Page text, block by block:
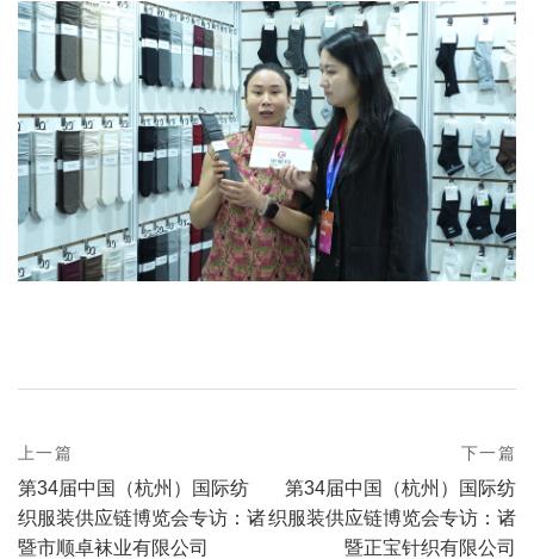
Post
navigation
上一篇
postPrevious
page
第34届中国（杭州）国际纺
织服装供应链博览会专访：诸
暨市顺卓袜业有限公司
下一篇
next
postNext
第34届中国（杭州）国际纺
织服装供应链博览会专访：诸
暨正宝针织有限公司